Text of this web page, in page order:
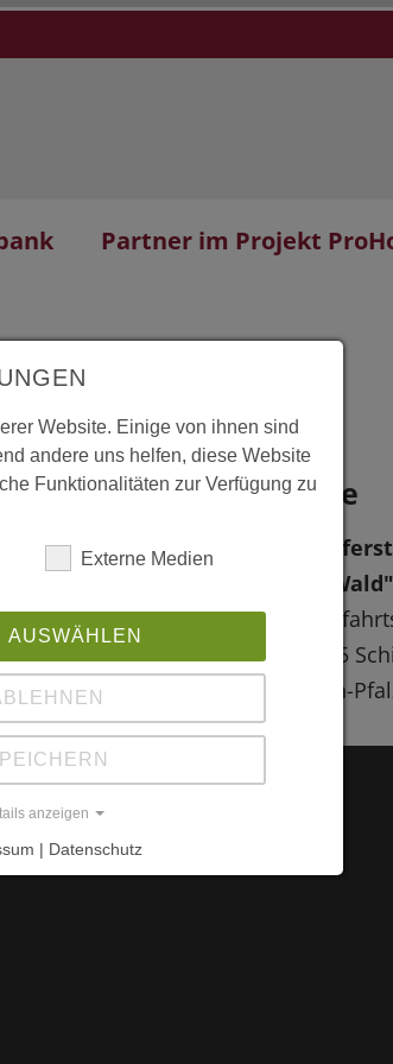
Partner im Projekt
Lage
am Wald"
67105
Rhein-
Website. Einige von ihnen sind
andere uns helfen, diese Website
Funktionalitäten zur Verfügung zu
Externe Medien
AUSWÄHLEN
anzeigen
| Datenschutz